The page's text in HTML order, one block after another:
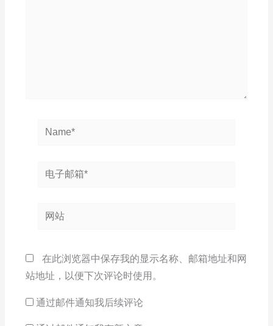
Name*
电
箱
网
在此浏览器中保存我的显示名称、邮箱地址和网
站地址，以便下次评论时使用。
通过邮件通知我后续评论